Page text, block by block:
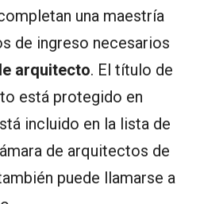
una maestría
de ingreso necesarios
arquitecto. El título de
está protegido en
incluido en la lista de
de arquitectos de
puede llamarse a